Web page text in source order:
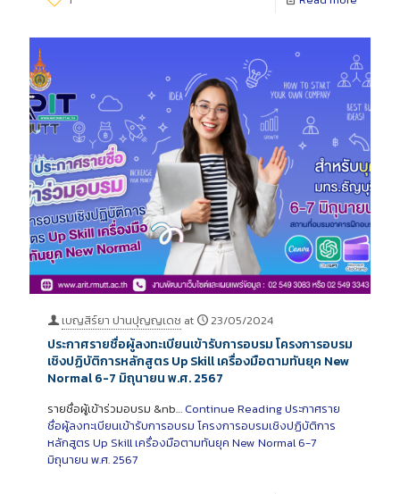
เบญสิร์ยา ปานปุญญเดช at 23/05/2024
ประกาศรายชื่อผู้ลงทะเบียนเข้ารับการอบรม โครงการอบรม
เชิงปฏิบัติการหลักสูตร Up Skill เครื่องมือตามทันยุค New
Normal 6-7 มิถุนายน พ.ศ. 2567
รายชื่อผู้เข้าร่วมอบรม &nb… Continue Readingประกาศราย
ชื่อผู้ลงทะเบียนเข้ารับการอบรม โครงการอบรมเชิงปฏิบัติการ
หลักสูตร Up Skill เครื่องมือตามทันยุค New Normal 6-7
มิถุนายน พ.ศ. 2567